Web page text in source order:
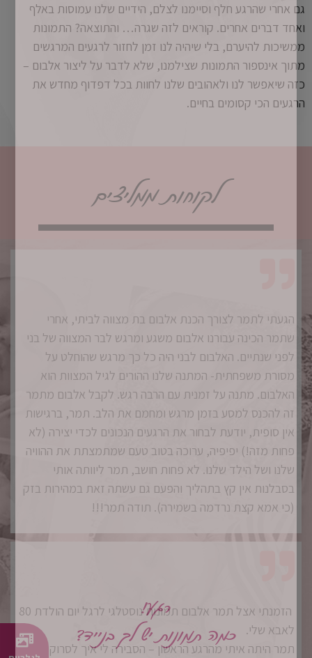
גם אחרי שהרגע חלף וסיימנו לצלם, הידיים שלנו עמוסות באלף
ואחד דברים אחרים. קוראים לזה שגרה… והתוצאה? התמונות
ממשיכות להיערם, בלי שיהיה לנו זמן לחזור לרגעים המרגשים
מתוך אינספור התמונות שצילמנו, שלא לדבר על ליצור אלבום –
כזה שיאפשר לנו ולאהובים שלנו לחוות בכל דפדוף מחדש את
הרגעים הכי קסומים בחיים.
הגעתי לתמר לצורך הכנת אלבום בת מצווה לביתי, אחרי
שתמר הכינה עבורנו אלבום משגע ומרגש לבר המצווה של בני
לפני שנתיים. האלבום לבני היה כל כך מרגש שהוחלט על
מסורת משפחתית- המתנה שלנו ההורים לגיל המצוות הוא
האלבום. מתנה על זמנית עם הרבה רגש. לקבל אלבום מתמר
זה להכנס למסע בזמן מרגש ומחמם את הלב. תמר, ברגישות
אין סופית, יודעת לבחור את הרגעים הנכונים לכדי יצירה (לא
פחות מזה!) יפיפיה, ערוכה בטוב טעם שמתמצתת את ההוויה
שלנו ושל הילד שלנו. לא פחות חושב, תמר ליוותה אותי
בסבלנות אין קץ בתהליך והפעם גם עשתה זאת במהירות בזק
(כי אמא קצת נרדמה בשמירה). תודה תמר!!!
הזמנתי אצל תמר אלבום תמונות נוסטלגי לרגל יום הולדת 80
לאבא שלי.
תמר היתה איתי מהרגע הראשון – הסבירה לי איך לסרוק את
לקוחות ממליצים
רגע!
כמה תמונות יש לך בנייד?